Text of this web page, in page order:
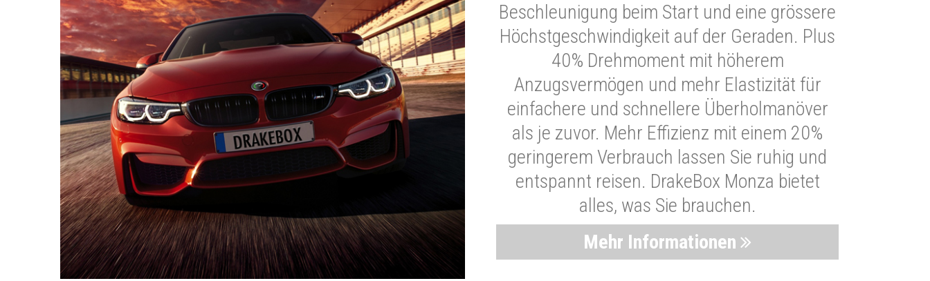
Beschleunigung beim Start und eine grössere
Höchstgeschwindigkeit auf der Geraden. Plus
40% Drehmoment mit höherem
Anzugsvermögen und mehr Elastizität für
einfachere und schnellere Überholmanöver
als je zuvor. Mehr Effizienz mit einem 20%
geringerem Verbrauch lassen Sie ruhig und
entspannt reisen. DrakeBox Monza bietet
alles, was Sie brauchen.
Mehr Informationen